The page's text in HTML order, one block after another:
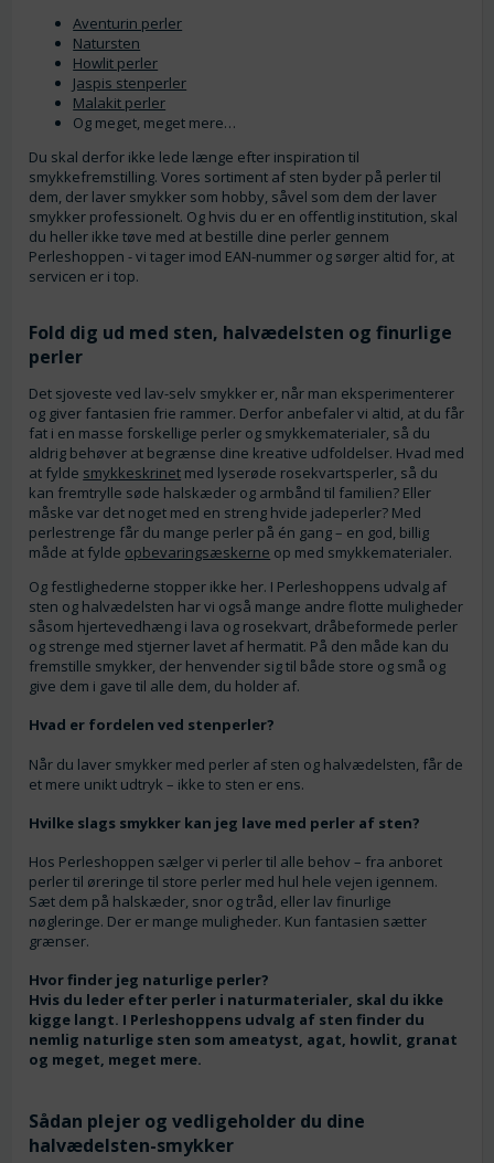
Aventurin perler
Natursten
Howlit perler
Jaspis stenperler
Malakit perler
Og meget, meget mere…
Du skal derfor ikke lede længe efter inspiration til
smykkefremstilling. Vores sortiment af sten byder på perler til
dem, der laver smykker som hobby, såvel som dem der laver
smykker professionelt. Og hvis du er en offentlig institution, skal
du heller ikke tøve med at bestille dine perler gennem
Perleshoppen - vi tager imod EAN-nummer og sørger altid for, at
servicen er i top.
Fold dig ud med sten, halvædelsten og finurlige
perler
Det sjoveste ved lav-selv smykker er, når man eksperimenterer
og giver fantasien frie rammer. Derfor anbefaler vi altid, at du får
fat i en masse forskellige perler og smykkematerialer, så du
aldrig behøver at begrænse dine kreative udfoldelser. Hvad med
at fylde smykkeskrinet med lyserøde rosekvartsperler, så du
kan fremtrylle søde halskæder og armbånd til familien? Eller
måske var det noget med en streng hvide jadeperler? Med
perlestrenge får du mange perler på én gang – en god, billig
måde at fylde opbevaringsæskerne op med smykkematerialer.
Og festlighederne stopper ikke her. I Perleshoppens udvalg af
sten og halvædelsten har vi også mange andre flotte muligheder
såsom hjertevedhæng i lava og rosekvart, dråbeformede perler
og strenge med stjerner lavet af hermatit. På den måde kan du
fremstille smykker, der henvender sig til både store og små og
give dem i gave til alle dem, du holder af.
Hvad er fordelen ved stenperler?
Når du laver smykker med perler af sten og halvædelsten, får de
et mere unikt udtryk – ikke to sten er ens.
Hvilke slags smykker kan jeg lave med perler af sten?
Hos Perleshoppen sælger vi perler til alle behov – fra anboret
perler til øreringe til store perler med hul hele vejen igennem.
Sæt dem på halskæder, snor og tråd, eller lav finurlige
nøgleringe. Der er mange muligheder. Kun fantasien sætter
grænser.
Hvor finder jeg naturlige perler?
Hvis du leder efter perler i naturmaterialer, skal du ikke
kigge langt. I Perleshoppens udvalg af sten finder du
nemlig naturlige sten som ameatyst, agat, howlit, granat
og meget, meget mere.
Sådan plejer og vedligeholder du dine
halvædelsten-smykker